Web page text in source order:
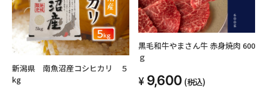
新潟県 南魚沼産コシヒカリ ５
kg
黒毛和牛やまさん牛 赤身焼肉 600
ｇ
9,600 (税込)